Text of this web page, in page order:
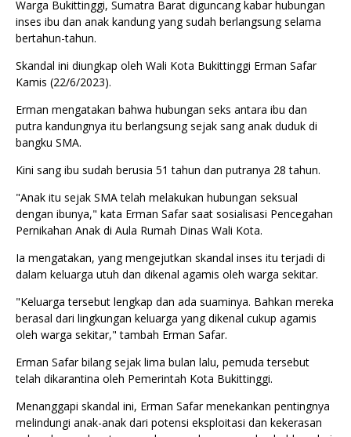
Warga Bukittinggi, Sumatra Barat diguncang kabar hubungan
inses ibu dan anak kandung yang sudah berlangsung selama
bertahun-tahun.
Skandal ini diungkap oleh Wali Kota Bukittinggi Erman Safar
Kamis (22/6/2023).
Erman mengatakan bahwa hubungan seks antara ibu dan
putra kandungnya itu berlangsung sejak sang anak duduk di
bangku SMA.
Kini sang ibu sudah berusia 51 tahun dan putranya 28 tahun.
"Anak itu sejak SMA telah melakukan hubungan seksual
dengan ibunya," kata Erman Safar saat sosialisasi Pencegahan
Pernikahan Anak di Aula Rumah Dinas Wali Kota.
Ia mengatakan, yang mengejutkan skandal inses itu terjadi di
dalam keluarga utuh dan dikenal agamis oleh warga sekitar.
"Keluarga tersebut lengkap dan ada suaminya. Bahkan mereka
berasal dari lingkungan keluarga yang dikenal cukup agamis
oleh warga sekitar," tambah Erman Safar.
Erman Safar bilang sejak lima bulan lalu, pemuda tersebut
telah dikarantina oleh Pemerintah Kota Bukittinggi.
Menanggapi skandal ini, Erman Safar menekankan pentingnya
melindungi anak-anak dari potensi eksploitasi dan kekerasan